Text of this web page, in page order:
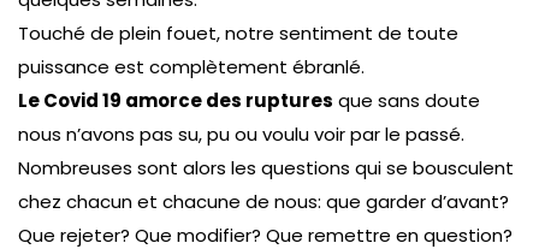
Touché de plein fouet, notre sentiment de toute
puissance est complètement ébranlé.
Le Covid 19 amorce des ruptures que sans doute
nous n’avons pas su, pu ou voulu voir par le passé.
Nombreuses sont alors les questions qui se bousculent
chez chacun et chacune de nous: que garder d’avant?
Que rejeter? Que modifier? Que remettre en question?